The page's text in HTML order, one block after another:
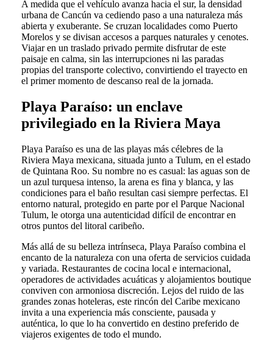
A medida que el vehículo avanza hacia el sur, la densidad
urbana de Cancún va cediendo paso a una naturaleza más
abierta y exuberante. Se cruzan localidades como Puerto
Morelos y se divisan accesos a parques naturales y cenotes.
Viajar en un traslado privado permite disfrutar de este
paisaje en calma, sin las interrupciones ni las paradas
propias del transporte colectivo, convirtiendo el trayecto en
el primer momento de descanso real de la jornada.
Playa Paraíso: un enclave
privilegiado en la Riviera Maya
Playa Paraíso es una de las playas más célebres de la
Riviera Maya mexicana, situada junto a Tulum, en el estado
de Quintana Roo. Su nombre no es casual: las aguas son de
un azul turquesa intenso, la arena es fina y blanca, y las
condiciones para el baño resultan casi siempre perfectas. El
entorno natural, protegido en parte por el Parque Nacional
Tulum, le otorga una autenticidad difícil de encontrar en
otros puntos del litoral caribeño.
Más allá de su belleza intrínseca, Playa Paraíso combina el
encanto de la naturaleza con una oferta de servicios cuidada
y variada. Restaurantes de cocina local e internacional,
operadores de actividades acuáticas y alojamientos boutique
conviven con armoniosa discreción. Lejos del ruido de las
grandes zonas hoteleras, este rincón del Caribe mexicano
invita a una experiencia más consciente, pausada y
auténtica, lo que lo ha convertido en destino preferido de
viajeros exigentes de todo el mundo.